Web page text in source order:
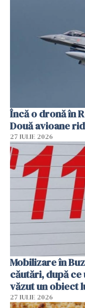
Încă o dronă în
Două avioane
27 IULIE 2026
Mobilizare în
căutări, după ce
văzut un obiect
27 IULIE 2026